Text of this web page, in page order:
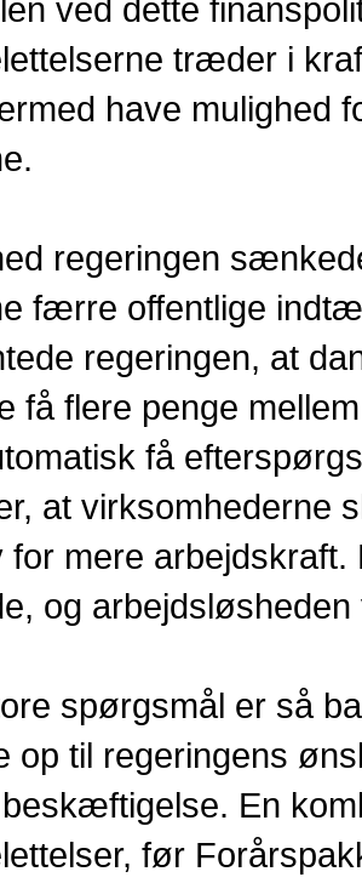
ved dette
træder i
have mulighed
regeringen
færre offentlige
regeringen, at
få flere penge
få
at virksomhederne
for mere
og
spørgsmål er så
op til regeringens
En
før